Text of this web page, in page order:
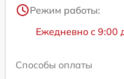
Режим работы:
Ежедневно с 9:00
Способы оплаты